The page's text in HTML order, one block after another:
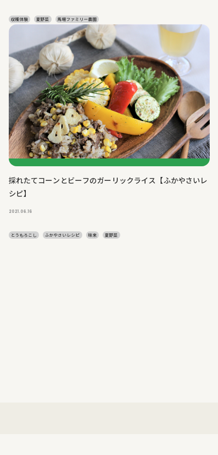
収穫体験 夏野菜 馬場ファミリー農園
採れたてコーンとビーフのガーリックライス【ふかやさいレ
シピ】
2021.06.16
とうもろこし ふかやさいレシピ 味来 夏野菜